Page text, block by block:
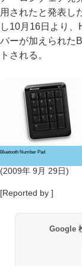
用されたと発表し
し10月16日より
バーが加えられた
トされる。
Bluetooth Number Pad
(2009年 9月 29日)
[Reported by ]
Google